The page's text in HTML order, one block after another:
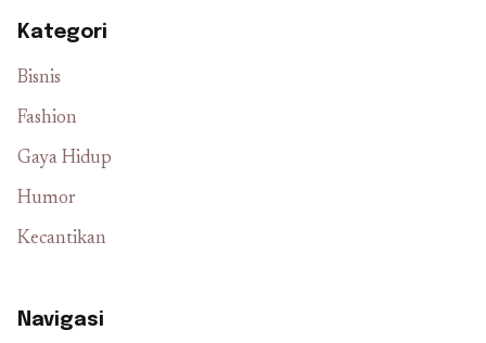
Kategori
Bisnis
Fashion
Gaya Hidup
Humor
Kecantikan
Navigasi